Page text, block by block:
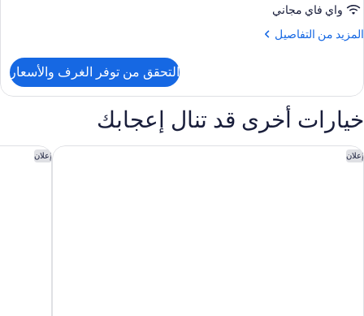
واي فاي مجاني
المزيد من التفاصيل
المزيد
جناح
لرجال
الأعمال
التحقق من توفر الغرف والأسعار
خيارات أخرى قد تنال إعجابك
إعلان
راديسون بلو هوتل، إسطنبول سيسلي إعلان
رينسانس